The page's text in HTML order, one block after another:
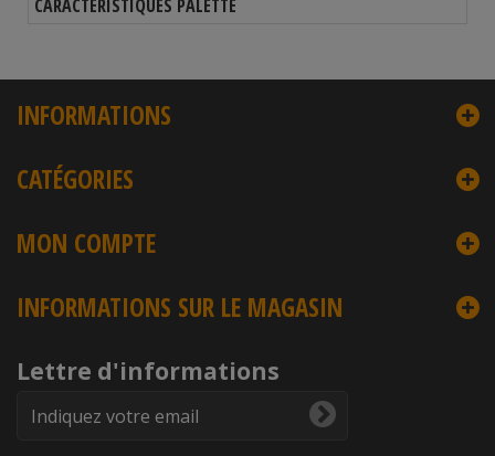
CARACTÉRISTIQUES PALETTE
INFORMATIONS
CATÉGORIES
MON COMPTE
INFORMATIONS SUR LE MAGASIN
Lettre d'informations